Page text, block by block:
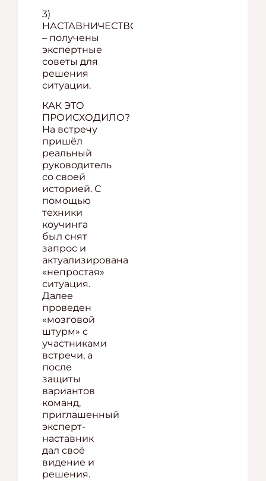
3)
НАСТАВНИЧЕСТВО
– получены
экспертные
советы для
решения
ситуации.
КАК ЭТО
ПРОИСХОДИЛО?
На встречу
пришёл
реальный
руководитель
со своей
историей. С
помощью
техники
коучинга
был снят
запрос и
актуализирована
«непростая»
ситуация.
Далее
проведен
«мозговой
штурм» с
участниками
встречи, а
после
защиты
вариантов
команд,
приглашенный
эксперт-
наставник
дал своё
видение и
решения.